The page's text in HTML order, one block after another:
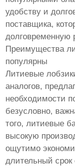
удобству и
поставщика,
долговременную
Преимущества
популярны
Литиевые
аналогов,
необходимости
безусловно,
того, литиевые
высокую
ощутимо
длительный